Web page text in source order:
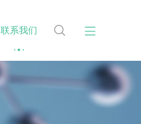
联系我们  